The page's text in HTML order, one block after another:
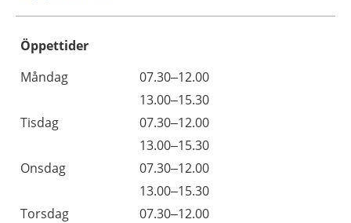
Öppettider
Dag
Öppettider
Kommentarer
Måndag
07.30–12.00
13.00–15.30
Tisdag
07.30–12.00
13.00–15.30
Onsdag
07.30–12.00
13.00–15.30
Torsdag
07.30–12.00